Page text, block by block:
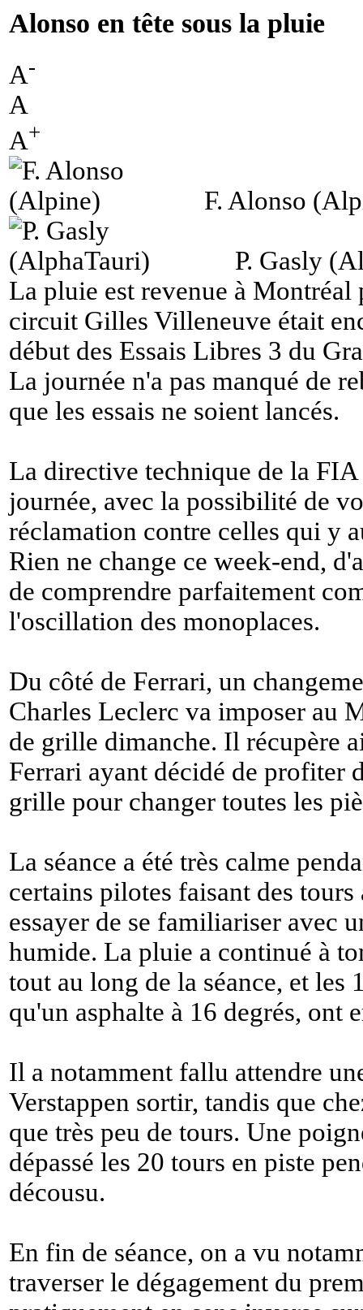
Alonso en tête sous la pluie
A-
A
A+
F. Alonso
P. Gasly
La pluie est revenue à Montréal
circuit Gilles Villeneuve était
début des Essais Libres 3 du
La journée n'a pas manqué de
que les essais ne soient lancés.
La directive technique de la
journée, avec la possibilité de
réclamation contre celles qui y
Rien ne change ce week-end,
de comprendre parfaitement
l'oscillation des monoplaces.
Du côté de Ferrari, un
Charles Leclerc va imposer au
de grille dimanche. Il récupère
Ferrari ayant décidé de profiter
grille pour changer toutes les
La séance a été très calme
certains pilotes faisant des
essayer de se familiariser avec
humide. La pluie a continué à
tout au long de la séance, et les
qu'un asphalte à 16 degrés, ont
Il a notamment fallu attendre
Verstappen sortir, tandis que
que très peu de tours. Une
dépassé les 20 tours en piste
décousu.
En fin de séance, on a vu
traverser le dégagement du